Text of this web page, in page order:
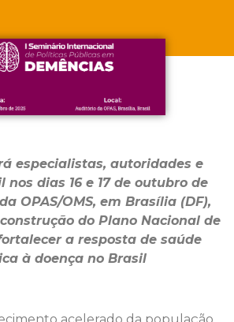
especialistas, autoridades e
nos dias 16 e 17 de outubro de
OPAS/OMS, em Brasília (DF),
do Plano Nacional de
a resposta de saúde
à doença no Brasil